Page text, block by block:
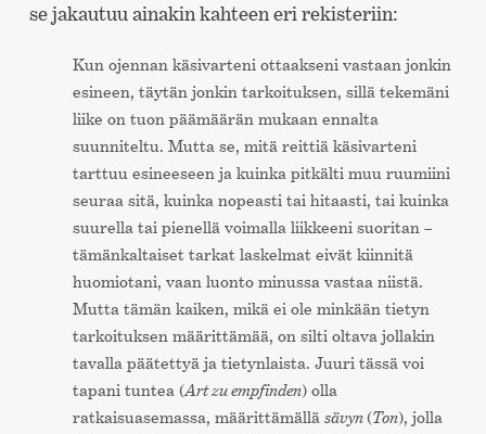
se jakautuu ainakin kahteen eri rekisteriin:
Kun ojennan käsivarteni ottaakseni vastaan jonkin
esineen, täytän jonkin tarkoituksen, sillä tekemäni
liike on tuon päämäärän mukaan ennalta
suunniteltu. Mutta se, mitä reittiä käsivarteni
tarttuu esineeseen ja kuinka pitkälti muu ruumiini
seuraa sitä, kuinka nopeasti tai hitaasti, tai kuinka
suurella tai pienellä voimalla liikkeeni suoritan –
tämänkaltaiset tarkat laskelmat eivät kiinnitä
huomiotani, vaan luonto minussa vastaa niistä.
Mutta tämän kaiken, mikä ei ole minkään tietyn
tarkoituksen määrittämää, on silti oltava jollakin
tavalla päätettyä ja tietynlaista. Juuri tässä voi
tapani tuntea (Art zu empfinden) olla
ratkaisuasemassa, määrittämällä sävyn(Ton), jolla